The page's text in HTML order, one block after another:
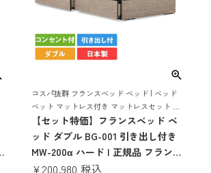
コスパ抜群 フランスベッド ベッド | ベッド
ベット マットレス付き マットレスセット 収
納 収納付き 引き出し 引出し スノコ すのこ
すのこベッド 宮付き 宮 棚 コンセント コン
【セット特価】フランスベッド ベ
ッド ダブル BG-001 引き出し付き
MW-200α ハード | 正規品 フランス
ベッド製 ダブルベッド マットレス
¥200,980 税込